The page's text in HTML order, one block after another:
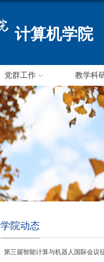
计算机学院
党群工作 教学科
学院动态
第三届智能计算与机器人国际会议